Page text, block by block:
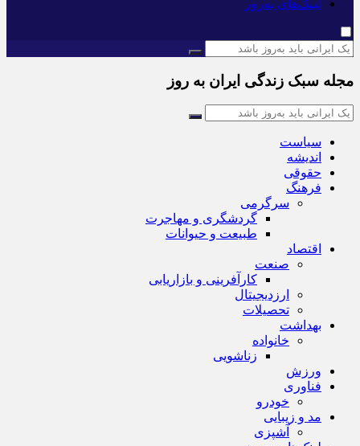
لینک‌های به‌روز
مجله سبک زندگی ایران به روز
سیاست
اندیشه
حقوقی
فرهنگ
سرگرمی
گردشگری و مهاجرت
طبیعت و حیوانات
اقتصاد
صنعت
کارآفرینی و بازاریابی
ارزدیجیتال
تحصیلات
بهداشت
خانواده
زناشویی
ورزش
فناوری
خودرو
مد و زیبایی
آشپزی